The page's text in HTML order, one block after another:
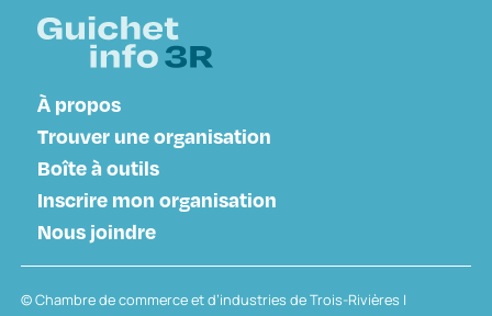
À propos
Trouver une organisation
Boîte à outils
Inscrire mon organisation
Nous joindre
© Chambre de commerce et d’industries de Trois-Rivières |